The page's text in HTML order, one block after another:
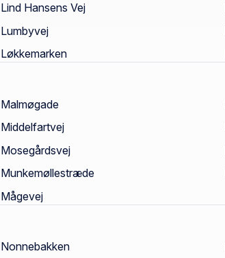
Lind Hansens Vej
Lumbyvej
Løkkemarken
Malmøgade
Middelfartvej
Mosegårdsvej
Munkemøllestræde
Mågevej
Nonnebakken